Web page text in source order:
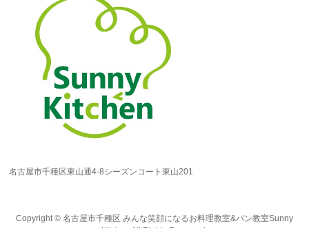
名古屋市千種区東山通4-8シーズンコート東山201
Copyright © 名古屋市千種区 みんな笑顔になるお料理教室&パン教室Sunny